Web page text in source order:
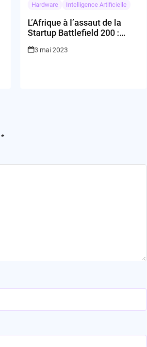
Hardware
Intelligence Artificielle
L’Afrique à l’assaut de la
Startup Battlefield 200 :
3 mai 2023
*